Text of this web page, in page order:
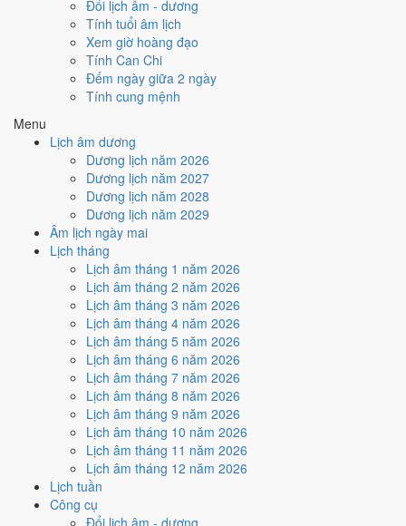
Đổi lịch âm - dương
Tính tuổi âm lịch
Xem giờ hoàng đạo
Tính Can Chi
Đếm ngày giữa 2 ngày
Tính cung mệnh
Menu
Lịch âm dương
Dương lịch năm 2026
Dương lịch năm 2027
Dương lịch năm 2028
Dương lịch năm 2029
Âm lịch ngày mai
Lịch tháng
Lịch âm tháng 1 năm 2026
Lịch âm tháng 2 năm 2026
Lịch âm tháng 3 năm 2026
Lịch âm tháng 4 năm 2026
Lịch âm tháng 5 năm 2026
Lịch âm tháng 6 năm 2026
Lịch âm tháng 7 năm 2026
Lịch âm tháng 8 năm 2026
Lịch âm tháng 9 năm 2026
Lịch âm tháng 10 năm 2026
Lịch âm tháng 11 năm 2026
Lịch âm tháng 12 năm 2026
Lịch tuần
Công cụ
Đổi lịch âm - dương
Tốt
Khai trương - mở cửa hàng hôm nay ở
Ngày Hoàng Đạo.
Cách tính ngày tốt
Ký hợp đồng - giao ước
Trung bình
Ký hợp đồng - giao ước hôm nay ở
hợpNgày Hoàng Đạo
Cách tính ngày tốt
Động thổ - khởi công
Trung bình
Động thổ - khởi công hôm nay ở
hợpNgày Hoàng Đạo
Cách tính ngày tốt
Nhập trạch - vào nhà mới
Tốt
Nhập trạch - vào nhà mới hôm nay ở
Ngày Hoàng Đạo.
Cách tính ngày tốt
Mua xe - tậu xe
Trung bình
Mua xe - tậu xe hôm nay ởmức trung bình (4/10)
Ngày Hoàng Đạo, nhưng Trực Nguy kéo giảm điểm.
Cách tính ngày tốt
✈️
Xuất hành - đi xa
6 /10Tốt
Xuất hành - đi xa hôm nay ở